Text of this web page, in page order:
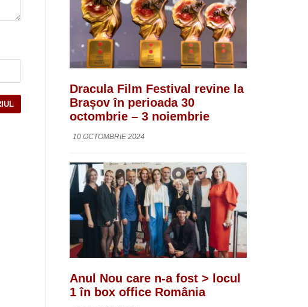
Dracula Film Festival revine la
Brașov în perioada 30
octombrie – 3 noiembrie
10 OCTOMBRIE 2024
Anul Nou care n-a fost > locul
1 în box office România